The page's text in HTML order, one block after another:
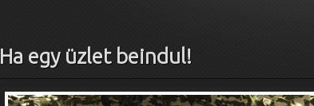
Ha egy üzlet beindul!